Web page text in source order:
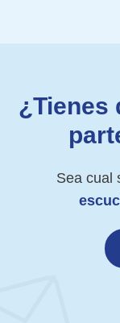
¿Tienes
Sea cual